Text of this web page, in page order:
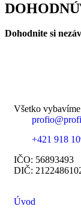
Dohodnite si
Všetko
+421 918
IČO: 56893493
DIČ:
Úvod